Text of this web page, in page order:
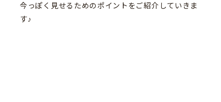
今っぽく見せるためのポイントをご紹介していきま
す♪